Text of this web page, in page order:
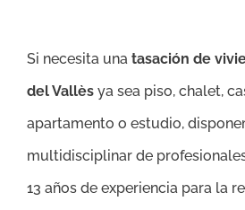
Si necesita una tasación de
del Vallès ya sea piso, chalet,
apartamento o estudio,
multidisciplinar de
13 años de experiencia para la